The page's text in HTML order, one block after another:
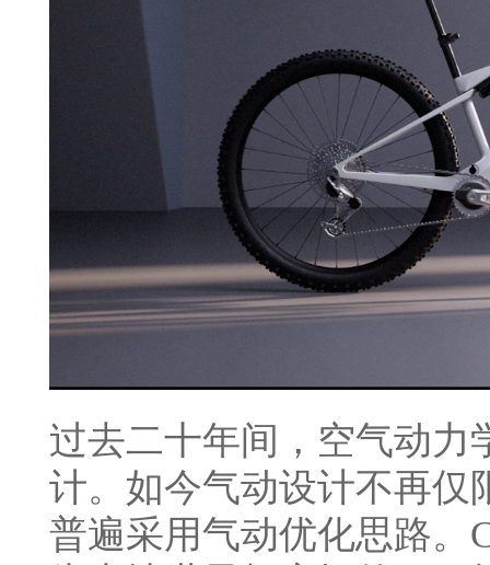
过去二十年间，空气动力
计。如今气动设计不再仅
普遍采用气动优化思路。